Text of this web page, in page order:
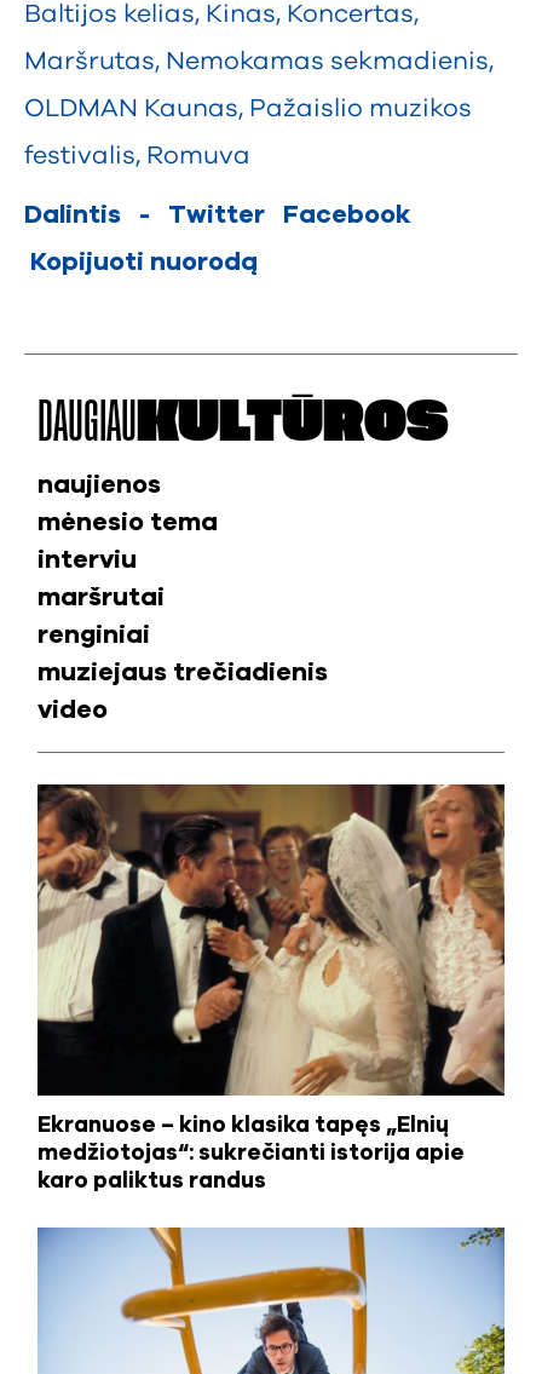
Baltijos kelias, Kinas, Koncertas,
Maršrutas, Nemokamas sekmadienis,
OLDMAN Kaunas, Pažaislio muzikos
festivalis, Romuva
Dalintis - Twitter
Facebook
Kopijuoti nuorodą
DAUGIAU KULTŪROS
Ekranuose – kino klasika tapęs „Elnių
medžiotojas“: sukrečianti istorija apie
karo paliktus randus
naujienos
mėnesio tema
interviu
maršrutai
renginiai
muziejaus trečiadienis
video